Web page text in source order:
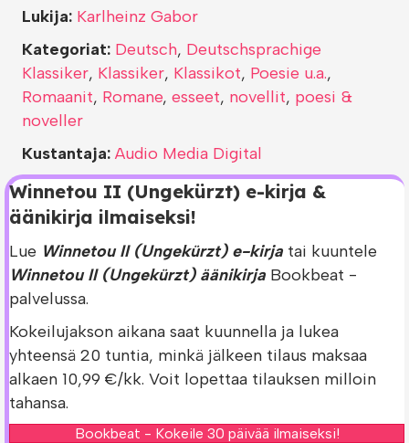
Winnetou II (Ungekürzt) e-kirja &
äänikirja ilmaiseksi!
Lue Winnetou II (Ungekürzt) e-kirja tai kuuntele
Winnetou II (Ungekürzt) äänikirja Bookbeat -
palvelussa.
Kokeilujakson aikana saat kuunnella ja lukea
yhteensä 20 tuntia, minkä jälkeen tilaus maksaa
alkaen 10,99 €/kk. Voit lopettaa tilauksen milloin
tahansa.
Bookbeat - Kokeile 30 päivää ilmaiseksi!
Lukija: Karlheinz Gabor
Kategoriat: Deutsch, Deutschsprachige
Klassiker, Klassiker, Klassikot, Poesie u.a.,
Romaanit, Romane, esseet, novellit, poesi &
noveller
Kustantaja: Audio Media Digital